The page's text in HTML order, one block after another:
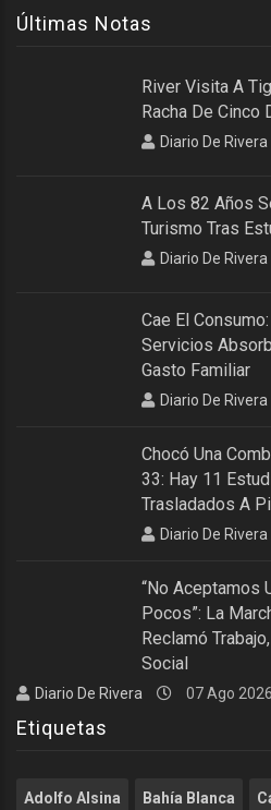
Últimas Notas
River Visita A
Racha De Cinco
Diario De Rivera
A Los 82 Años
Turismo Tras
Diario De Rivera
Cae El
Servicios
Gasto Familiar
Diario De Rivera
Chocó Una
33: Hay 11
Trasladados A
Diario De Rivera
“No Aceptamos
Pocos”: La
Reclamó
Social
Diario De Rivera 07 Ago 2026
Etiquetas
Adolfo Alsina Bahía Blanca